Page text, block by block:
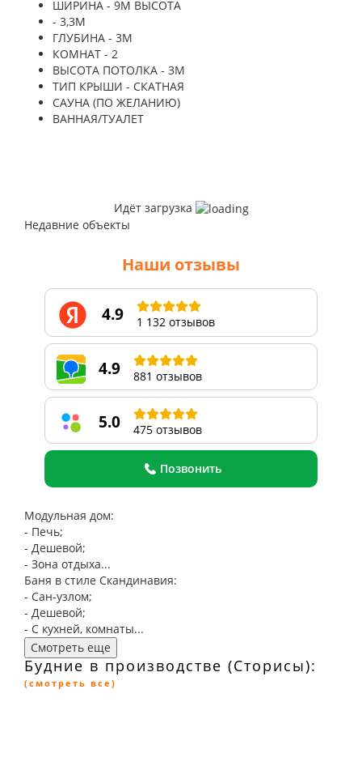
ШИРИНА - 9М ВЫСОТА
- 3,3М
ГЛУБИНА - 3М
КОМНАТ - 2
ВЫСОТА ПОТОЛКА - 3М
ТИП КРЫШИ - СКАТНАЯ
САУНА (ПО ЖЕЛАНИЮ)
ВАННАЯ/ТУАЛЕТ
Идёт загрузка
Недавние объекты
Наши отзывы
4.9 1 132 отзывов
4.9 881 отзывов
5.0 475 отзывов
Позвонить
Модульная дом:
- Печь;
- Дешевой;
- Зона отдыха...
Баня в стиле Скандинавия:
- Сан-узлом;
- Дешевой;
- С кухней, комнаты...
Смотреть еще
Будние в производстве (Сторисы):
(смотреть все)